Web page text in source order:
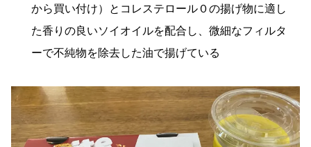
から買い付け）とコレステロール０の揚げ物に適し
た香りの良いソイオイルを配合し、微細なフィルタ
ーで不純物を除去した油で揚げている